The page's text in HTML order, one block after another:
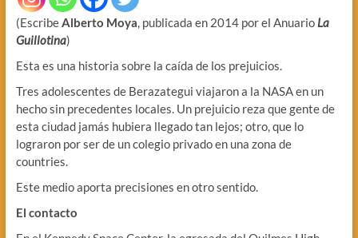
(EscribeAlberto Moya, publicada en 2014 por el AnuarioLa
Guillotina)
Esta es una historia sobre la caída de los prejuicios.
Tres adolescentes de Berazategui viajaron a la NASA en un
hecho sin precedentes locales. Un prejuicio reza que gente de
esta ciudad jamás hubiera llegado tan lejos; otro, que lo
lograron por ser de un colegio privado en una zona de
countries.
Este medio aporta precisiones en otro sentido.
El contacto